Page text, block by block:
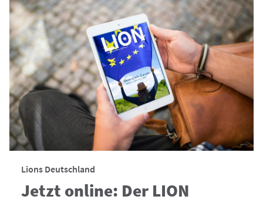
Lions Deutschland
Jetzt online: Der LION